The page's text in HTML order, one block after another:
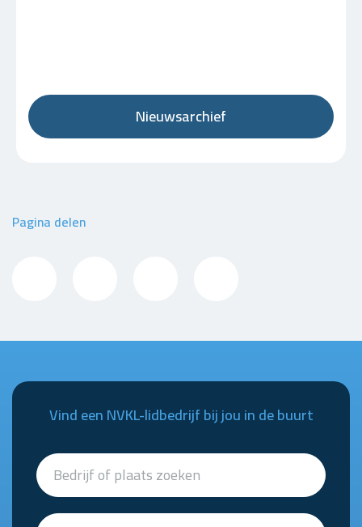
Nieuwsarchief
Pagina delen
Vind een NVKL-lidbedrijf bij jou in de buurt